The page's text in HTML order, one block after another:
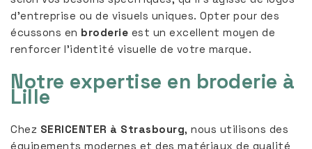
d’entreprise ou de visuels uniques. Opter pour des
écussons en broderie est un excellent moyen de
renforcer l’identité visuelle de votre marque.
Notre expertise en broderie à
Lille
Chez SERICENTER à Strasbourg, nous utilisons des
équipements modernes et des matériaux de qualité